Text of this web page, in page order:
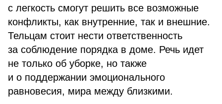
с легкость смогут решить все возможные
конфликты, как внутренние, так и внешние.
Тельцам стоит нести ответственность
за соблюдение порядка в доме. Речь идет
не только об уборке, но также
и о поддержании эмоционального
равновесия, мира между близкими.